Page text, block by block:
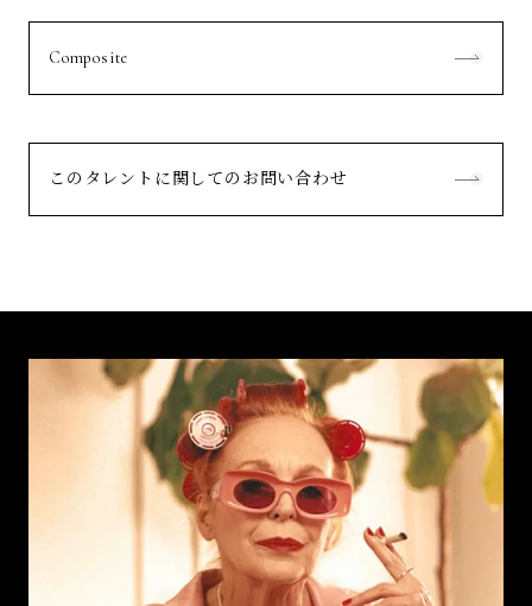
Composite
このタレントに関してのお問い合わせ